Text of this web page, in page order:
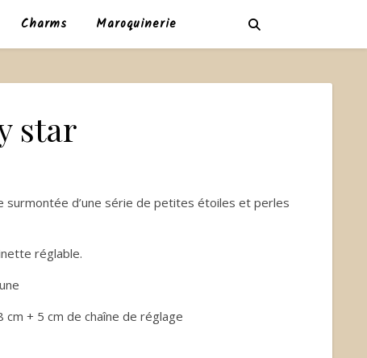
Charms Maroquinerie
star
surmontée d’une série de petites étoiles et perles
réglable.
cm + 5 cm de chaîne de réglage